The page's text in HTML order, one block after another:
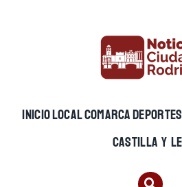
INICIOLOCALCOMARCADEPORTES
CASTILLA Y